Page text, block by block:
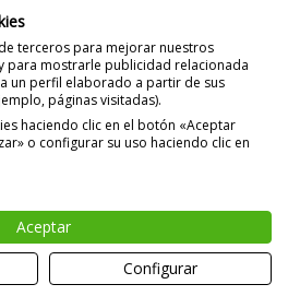
FarmaciaVizcaíno.com
terceros para mejorar nuestros
para mostrarle publicidad relacionada
un perfil elaborado a partir de sus
páginas visitadas).
haciendo clic en el botón «Aceptar
o configurar su uso haciendo clic en
Aceptar
Configurar